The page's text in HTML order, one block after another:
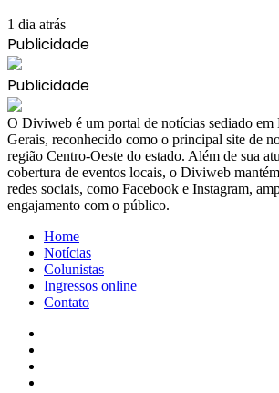
1 dia atrás
Publicidade
Publicidade
​O Diviweb é um portal de notícias sediado
Gerais, reconhecido como o principal site de
região Centro-Oeste do estado. Além de sua
cobertura de eventos locais, o Diviweb
redes sociais, como Facebook e Instagram,
engajamento com o público.
Home
Notícias
Colunistas
Ingressos online
Contato